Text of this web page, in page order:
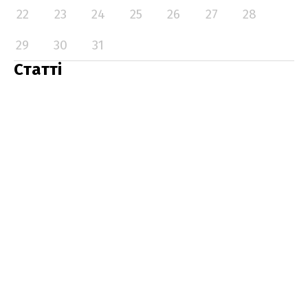
22
23 24 25 26 27
28
29
30 31
Статті